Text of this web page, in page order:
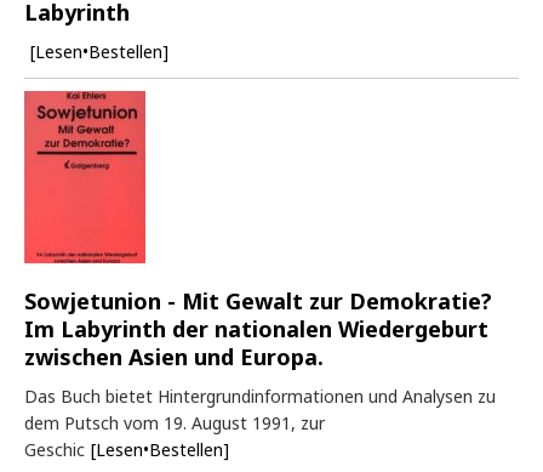
Labyrinth
[Lesen•Bestellen]
Sowjetunion - Mit Gewalt zur Demokratie?
Im Labyrinth der nationalen Wiedergeburt
zwischen Asien und Europa.
Das Buch bietet Hintergrundinformationen und Analysen zu
dem Putsch vom 19. August 1991, zur
Geschic [Lesen•Bestellen]